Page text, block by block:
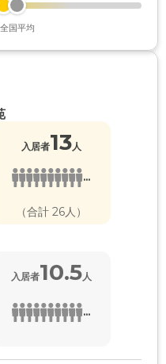
全国平均
入居者13人
...
（合計 26人）
入居者10.5人
...